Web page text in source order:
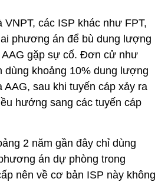
2 năm gần đây chỉ dùng
án dự phòng trong
nên về cơ bản ISP này không
cố xảy ra ngày 19/7 vừa qua.
lưu lượng kết nối quốc tế của
biên giới phía Bắc.
tố quan trọng trong cơ cấu sử